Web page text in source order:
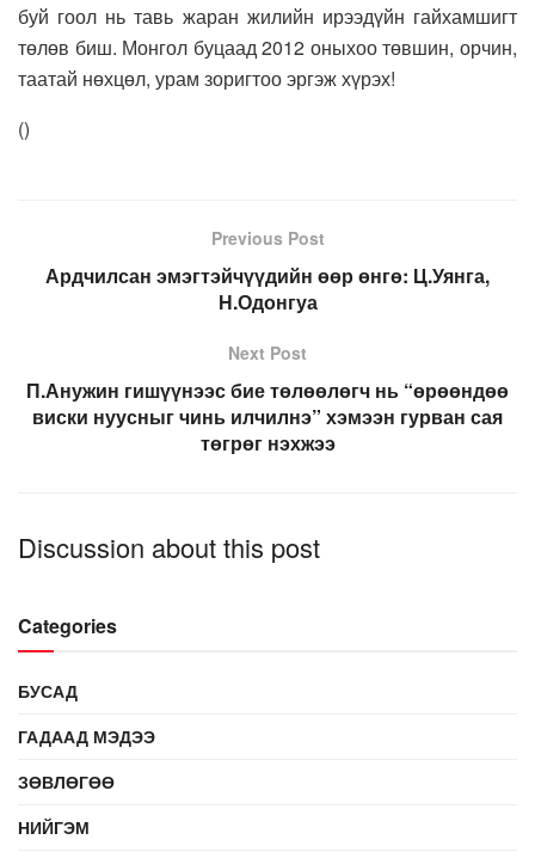
буй гоол нь тавь жаран жилийн ирээдүйн гайхамшигт
төлөв биш. Монгол буцаад 2012 оныхоо төвшин, орчин,
таатай нөхцөл, урам зоригтоо эргэж хүрэх!
()
Previous Post
Ардчилсан эмэгтэйчүүдийн өөр өнгө: Ц.Уянга,
Н.Одонгуа
Next Post
П.Анужин гишүүнээс бие төлөөлөгч нь “өрөөндөө
виски нуусныг чинь илчилнэ” хэмээн гурван сая
төгрөг нэхжээ
Discussion about this post
Categories
БУСАД
ГАДААД МЭДЭЭ
ЗӨВЛӨГӨӨ
НИЙГЭМ